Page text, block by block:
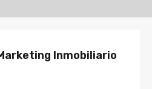
Inmobiliario